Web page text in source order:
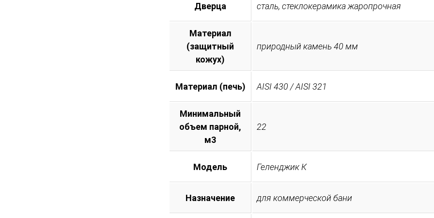
Дверца сталь, стеклокерамика жаропрочная
Материал
(защитный
кожух)
природный камень 40 мм
Материал (печь) AISI 430 / AISI 321
Минимальный
объем парной,
м3
22
Модель Геленджик К
Назначение для коммерческой бани